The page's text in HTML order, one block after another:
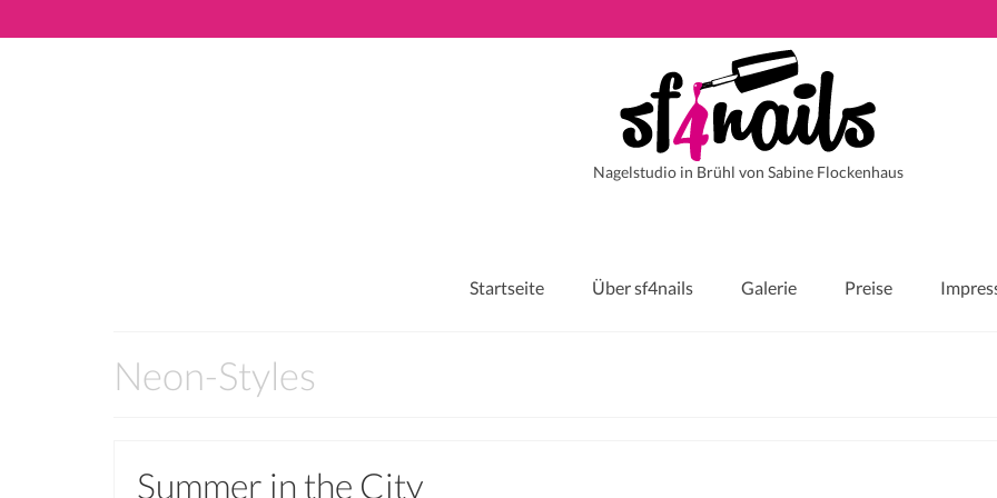
Nagelstudio in Brühl von Sabine Flockenhaus
Startseite Über sf4nails Galerie Preise
Neon-Styles
Summer in the City